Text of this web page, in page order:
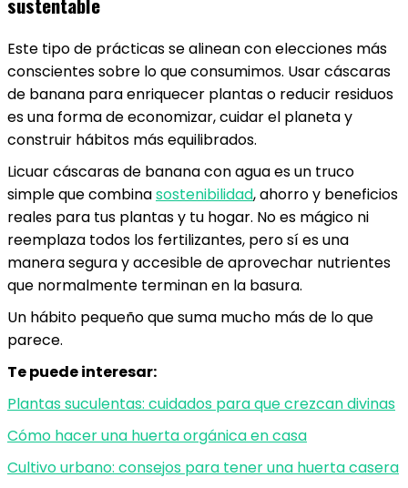
Este tipo de prácticas se alinean con elecciones más
conscientes sobre lo que consumimos. Usar cáscaras
de banana para enriquecer plantas o reducir residuos
es una forma de economizar, cuidar el planeta y
construir hábitos más equilibrados.
Licuar cáscaras de banana con agua es un truco
simple que combinasostenibilidad, ahorro y beneficios
reales para tus plantas y tu hogar. No es mágico ni
reemplaza todos los fertilizantes, pero sí es una
manera segura y accesible de aprovechar nutrientes
que normalmente terminan en la basura.
Un hábito pequeño que suma mucho más de lo que
parece.
Te puede interesar:
Plantas suculentas: cuidados para que crezcan divinas
Cómo hacer una huerta orgánica en casa
Cultivo urbano: consejos para tener una huerta casera